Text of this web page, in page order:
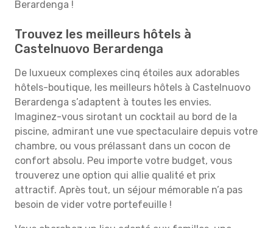
Berardenga !
Trouvez les meilleurs hôtels à
Castelnuovo Berardenga
De luxueux complexes cinq étoiles aux adorables
hôtels-boutique, les meilleurs hôtels à Castelnuovo
Berardenga s’adaptent à toutes les envies.
Imaginez-vous sirotant un cocktail au bord de la
piscine, admirant une vue spectaculaire depuis votre
chambre, ou vous prélassant dans un cocon de
confort absolu. Peu importe votre budget, vous
trouverez une option qui allie qualité et prix
attractif. Après tout, un séjour mémorable n’a pas
besoin de vider votre portefeuille !